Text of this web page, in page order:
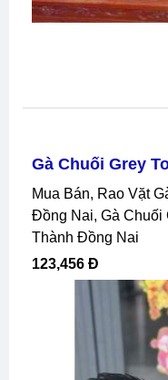
Gà Chuối Grey
Mua Bán, Rao Vặt Gà ( Vật Nuôi ) Long Thành
Đồng Nai, Gà Chuối
Thành Đồng Nai
123,456 Đ